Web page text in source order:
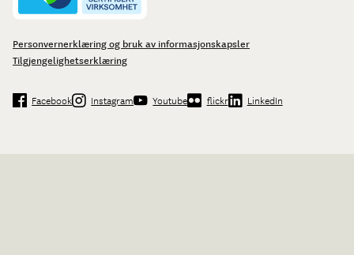
Personvernerklæring og bruk av informasjonskapsler
Tilgjengelighetserklæring
Facebook Instagram Youtube flickr LinkedIn